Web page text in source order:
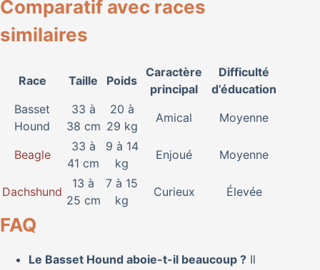
Comparatif avec races
similaires
Race Taille Poids
Caractère
principal
Difficulté
d’éducation
Basset
Hound
33 à
38 cm
20 à
29 kg
Amical Moyenne
Beagle
33 à
41 cm
9 à 14
kg
Enjoué Moyenne
Dachshund
13 à
25 cm
7 à 15
kg
Curieux Élevée
FAQ
Le Basset Hound aboie-t-il beaucoup ? Il